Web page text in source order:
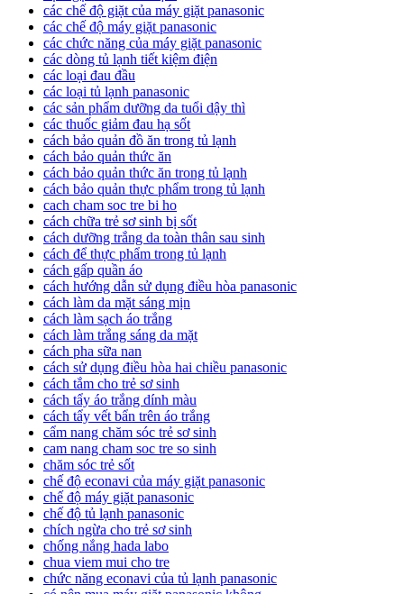
các chế độ giặt của máy giặt panasonic
các chế độ máy giặt panasonic
các chức năng của máy giặt panasonic
các dòng tủ lạnh tiết kiệm điện
các loại đau đầu
các loại tủ lạnh panasonic
các sản phẩm dưỡng da tuổi dậy thì
các thuốc giảm đau hạ sốt
cách bảo quản đồ ăn trong tủ lạnh
cách bảo quản thức ăn
cách bảo quản thức ăn trong tủ lạnh
cách bảo quản thực phẩm trong tủ lạnh
cach cham soc tre bi ho
cách chữa trẻ sơ sinh bị sốt
cách dưỡng trắng da toàn thân sau sinh
cách để thực phẩm trong tủ lạnh
cách gấp quần áo
cách hướng dẫn sử dụng điều hòa panasonic
cách làm da mặt sáng mịn
cách làm sạch áo trắng
cách làm trắng sáng da mặt
cách pha sữa nan
cách sử dụng điều hòa hai chiều panasonic
cách tắm cho trẻ sơ sinh
cách tẩy áo trắng dính màu
cách tẩy vết bẩn trên áo trắng
cẩm nang chăm sóc trẻ sơ sinh
cam nang cham soc tre so sinh
chăm sóc trẻ sốt
chế độ econavi của máy giặt panasonic
chế độ máy giặt panasonic
chế độ tủ lạnh panasonic
chích ngừa cho trẻ sơ sinh
chống nắng hada labo
chua viem mui cho tre
chức năng econavi của tủ lạnh panasonic